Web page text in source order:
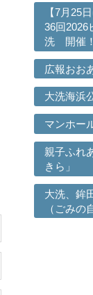
【7月25
36回2026
洗 開催！
広報おお
大洗海浜
マンホー
親子ふれ
きら」
大洗、鉾
（ごみの